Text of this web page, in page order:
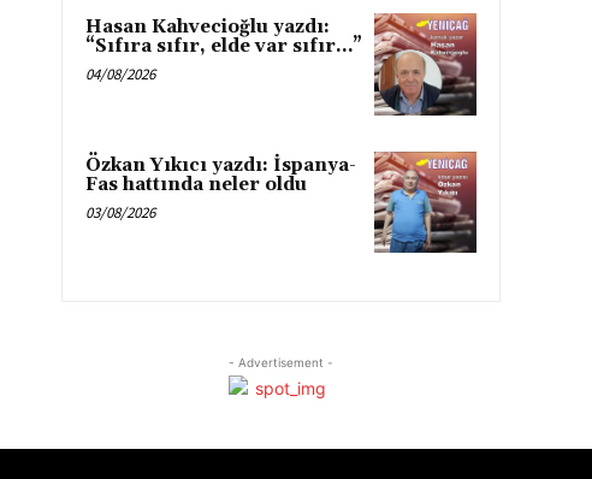
Hasan Kahvecioğlu yazdı:
“Sıfıra sıfır, elde var sıfır…”
04/08/2026
Özkan Yıkıcı yazdı: İspanya-
Fas hattında neler oldu
03/08/2026
- Advertisement -